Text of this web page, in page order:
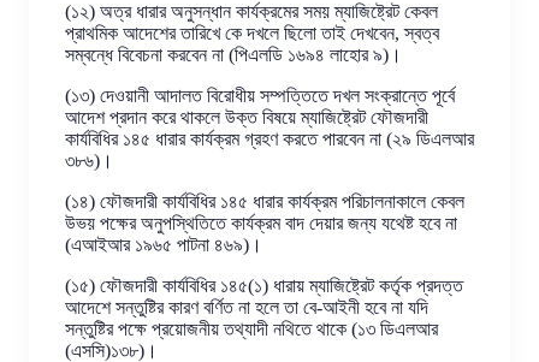
(১২) অত্র ধারার অনুসন্ধান কার্যক্রমের সময় ম্যাজিষ্ট্রেট কেবল
প্রাথমিক আদেশের তারিখে কে দখলে ছিলো তাই দেখবেন, স্বত্ব
সম্বন্ধে বিবেচনা করবেন না (পিএলডি ১৬৯৪ লাহোর ৯)।
(১৩) দেওয়ানী আদালত বিরোধীয় সম্পত্তিতে দখল সংক্রান্তে পূর্বে
আদেশ প্রদান করে থাকলে উক্ত বিষয়ে ম্যাজিষ্ট্রেট ফৌজদারী
কার্যবিধির ১৪৫ ধারার কার্যক্রম গ্রহণ করতে পারবেন না (২৯ ডিএলআর
৩৮৬)।
(১৪) ফৌজদারী কার্যবিধির ১৪৫ ধারার কার্যক্রম পরিচালনাকালে কেবল
উভয় পক্ষের অনুপস্থিতিতে কার্যক্রম বাদ দেয়ার জন্য যথেষ্ট হবে না
(এআইআর ১৯৬৫ পাটনা ৪৬৯)।
(১৫) ফৌজদারী কার্যবিধির ১৪৫(১) ধারায় ম্যাজিষ্ট্রেট কর্তৃক প্রদত্ত
আদেশে সন্তুষ্টির কারণ বর্ণিত না হলে তা বে-আইনী হবে না যদি
সন্তুষ্টির পক্ষে প্রয়োজনীয় তথ্যাদী নথিতে থাকে (১৩ ডিএলআর
(এসসি)১৩৮)।